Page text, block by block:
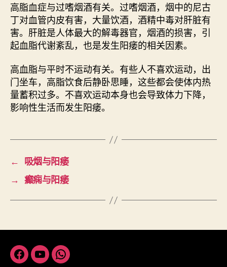
高脂血症与过嗜烟酒有关。过嗜烟酒，烟中的尼古
丁对血管内皮有害，大量饮酒，酒精中毒对肝脏有
害。肝脏是人体最大的解毒器官，烟酒的损害，引
起血脂代谢紊乱，也是发生阳痿的相关因素。
高血脂与平时不运动有关。有些人不喜欢运动，出
门坐车，高脂饮食后静卧思睡，这些都会使体内热
量蓄积过多。不喜欢运动本身也会导致体力下降，
影响性生活而发生阳痿。
← 吸烟与阳痿
→ 癫痫与阳痿
Facebook
YoutubeWhatsapp